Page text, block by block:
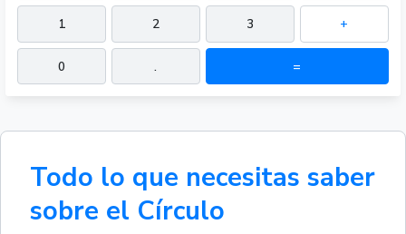
1 2 3 +
0 . =
Todo lo que necesitas saber
sobre el Círculo